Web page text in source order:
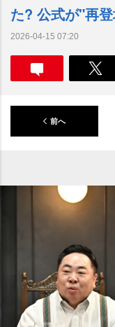
た? 公式が"再
2026-04-15 07:20
前へ